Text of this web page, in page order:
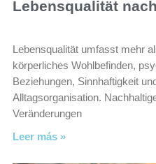
Lebensqualität
Lebensqualität umfasst mehr
körperliches Wohlbefinden,
Beziehungen, Sinnhaftigkeit
Alltagsorganisation.
Veränderungen
Leer más »